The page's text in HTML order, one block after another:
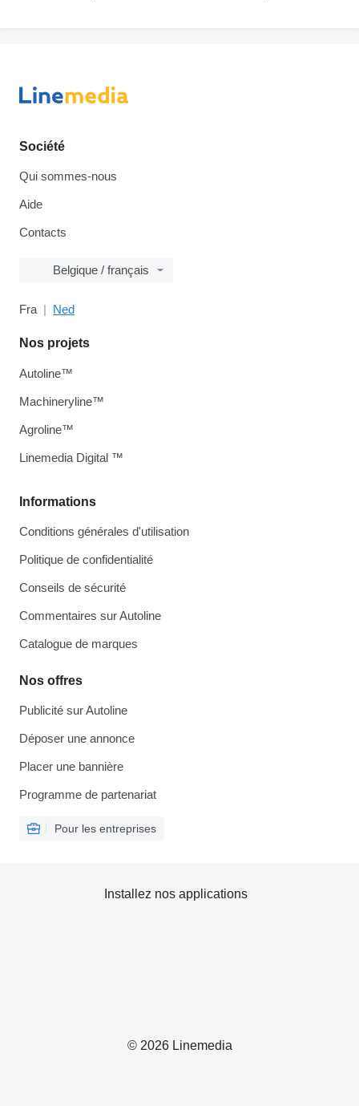
Société
Qui sommes-nous
Aide
Contacts
Belgique / français
Fra Ned
Informations
Conditions générales d'utilisation
Politique de confidentialité
Conseils de sécurité
Commentaires sur Autoline
Catalogue de marques
Nos offres
Publicité sur Autoline
Déposer une annonce
Placer une bannière
Programme de partenariat
Pour les entreprises
Nos projets
Autoline™
Machineryline™
Agroline™
Linemedia Digital ™
© 2026 Linemedia
Installez nos applications